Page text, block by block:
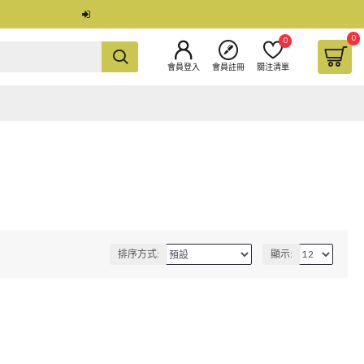
會員登入 會員註冊 關注清單
0 0
排序方式: 顯示: